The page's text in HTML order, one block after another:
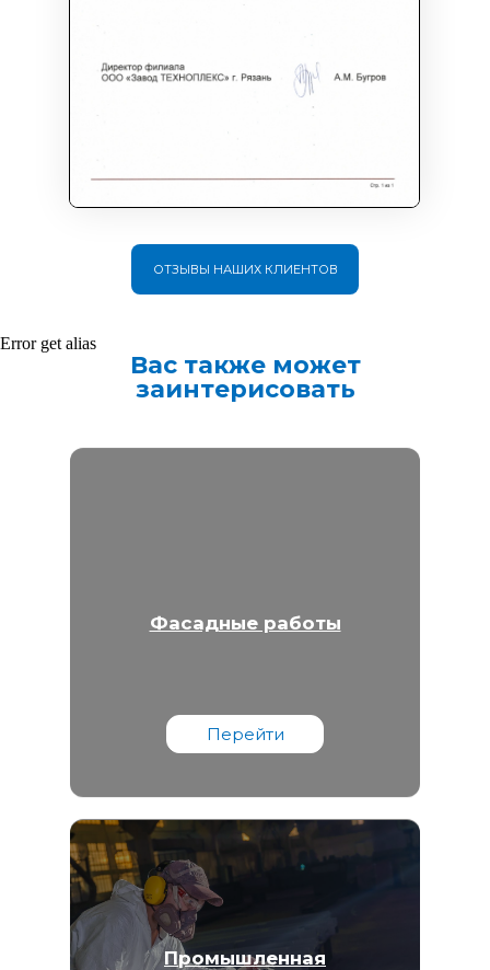
ОТЗЫВЫ НАШИХ КЛИЕНТОВ
Error get alias
Вас также может
заинтерисовать
Фасадные работы
Перейти
Промышленная